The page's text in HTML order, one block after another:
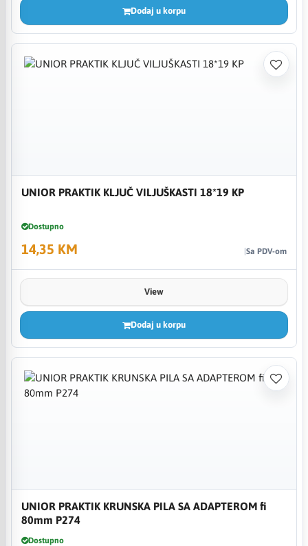
Dodaj u korpu
UNIOR PRAKTIK KLJUČ VILJUŠKASTI 18*19 KP
Dostupno
14,35 KM Sa PDV-om
View
Dodaj u korpu
UNIOR PRAKTIK KRUNSKA PILA SA ADAPTEROM fi
80mm P274
Dostupno